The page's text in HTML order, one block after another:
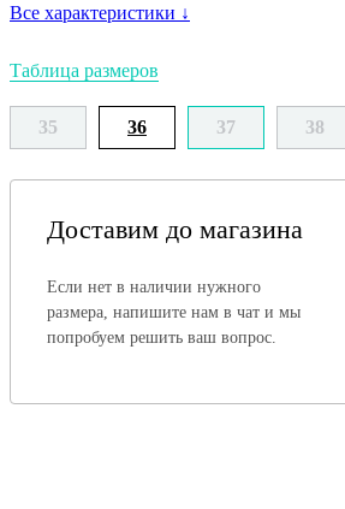
Все характеристики ↓
Таблица размеров
35 36 37 38
Доставим до магазина
Если нет в наличии нужного
размера, напишите нам в чат и мы
попробуем решить ваш вопрос.